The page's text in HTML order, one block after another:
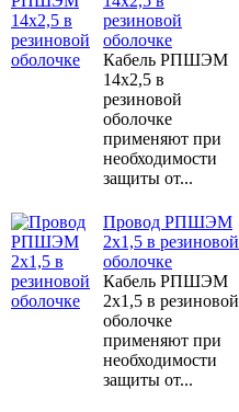
резиновой
оболочке
Кабель РПШЭМ
14х2,5 в
резиновой
оболочке
применяют при
необходимости
защиты от...
Провод РПШЭМ
2x1,5 в резиновой
оболочке
Кабель РПШЭМ
2x1,5 в резиновой
оболочке
применяют при
необходимости
защиты от...